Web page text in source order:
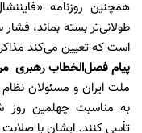
همچنین روزنامه
طولانی‌تر بسته بماند،
است که تعیین می‌کند
پیام فصل‌الخطاب رهبری
ملت ایران و مسئولان
به مناسبت چهلمین روز
تأسی کنند. ایشان با صلابت